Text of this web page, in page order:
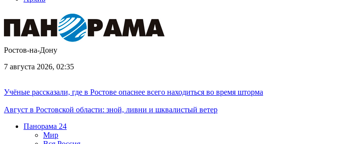
Ростов-на-Дону
7 августа 2026, 02:35
Учёные рассказали, где в Ростове опаснее всего находиться во время шторма
Август в Ростовской области: зной, ливни и шквалистый ветер
Панорама 24
Мир